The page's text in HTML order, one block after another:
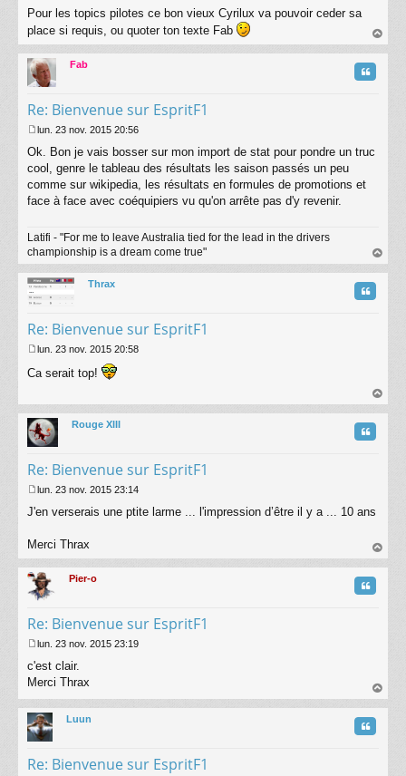
Pour les topics pilotes ce bon vieux Cyrilux va pouvoir ceder sa
place si requis, ou quoter ton texte Fab
au
Fab
Re: Bienvenue sur EspritF1
Citation
e
s
s
g
lun. 23 nov. 2015 20:56
Ok. Bon je vais bosser sur mon import de stat pour pondre un truc
cool, genre le tableau des résultats les saison passés un peu
comme sur wikipedia, les résultats en formules de promotions et
face à face avec coéquipiers vu qu'on arrête pas d'y revenir.
Latifi - "For me to leave Australia tied for the lead in the drivers
championship is a dream come true"
au
Thrax
Re: Bienvenue sur EspritF1
Citation
e
a
g
e
lun. 23 nov. 2015 20:58
Ca serait top!
au
Rouge XIII
Re: Bienvenue sur EspritF1
Citation
e
s
g
e
lun. 23 nov. 2015 23:14
J'en verserais une ptite larme ... l'impression d’être il y a ... 10 ans
Merci Thrax
au
Pier-o
Re: Bienvenue sur EspritF1
Citation
e
s
a
g
e
lun. 23 nov. 2015 23:19
c'est clair.
Merci Thrax
au
Luun
Re: Bienvenue sur EspritF1
Citation